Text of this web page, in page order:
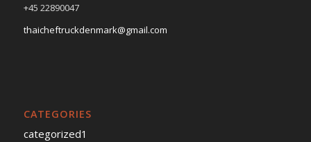
+45 22890047
thaicheftruckdenmark@gmail.com
CATEGORIES
categorized1